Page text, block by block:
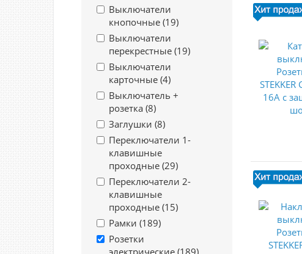
Выключатели
кнопочные (19)
Выключатели
перекрестные (19)
Выключатели
карточные (4)
Выключатель +
розетка (8)
Заглушки (8)
Переключатели 1-
клавишные
проходные (29)
Переключатели 2-
клавишные
проходные (15)
Рамки (189)
Розетки
электрические (189)